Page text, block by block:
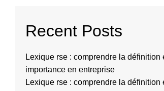
Recent Posts
Lexique rse : comprendre la définition
importance en entreprise
Lexique rse : comprendre la définition